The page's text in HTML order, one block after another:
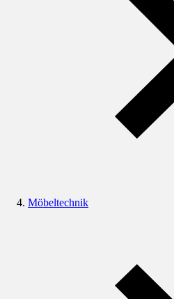
Möbeltechnik